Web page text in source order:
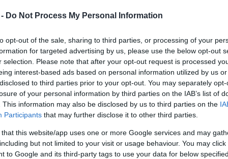
Do Not Process My Personal Information
opt-out of the sale, sharing to third parties, or processing of your
for targeted advertising by us, please use the below opt-out
selection. Please note that after your opt-out request is processed
interest-based ads based on personal information utilized by us
to third parties prior to your opt-out. You may separately
of your personal information by third parties on the IAB’s list of
This information may also be disclosed by us to third parties on the
Participants that may further disclose it to other third parties.
that this website/app uses one or more Google services and may
but not limited to your visit or usage behaviour. You may
to Google and its third-party tags to use your data for below
a korai
1988-as First We Take Manhattan, a magyarul
Time (Záróra) vagy a felemelő Hallelujah. Egy
is óriási sikert aratott, teltházas Arénát
első helyen nyitott a MAHASZ listán a 36. heti
legjobb Leonard Cohen albumhelyezése
Az augusztus 31-i koncertnek köszönhetően egy
másik rekord is megdőlt: Leonard Cohen